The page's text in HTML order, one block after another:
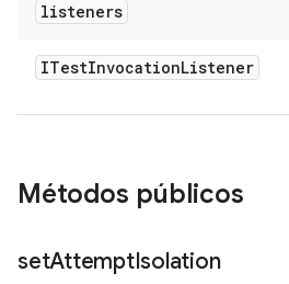
listeners
ITestInvocationListener
Métodos públicos
setAttemptIsolation